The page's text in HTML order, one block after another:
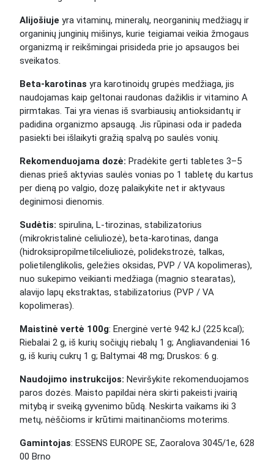
Alijošiuje yra vitaminų, mineralų, neorganinių medžiagų ir
organinių junginių mišinys, kurie teigiamai veikia žmogaus
organizmą ir reikšmingai prisideda prie jo apsaugos bei
sveikatos.
Beta-karotinas yra karotinoidų grupės medžiaga, jis
naudojamas kaip geltonai raudonas dažiklis ir vitamino A
pirmtakas. Tai yra vienas iš svarbiausių antioksidantų ir
padidina organizmo apsaugą. Jis rūpinasi oda ir padeda
pasiekti bei išlaikyti gražią spalvą po saulės vonių.
Rekomenduojama dozė: Pradėkite gerti tabletes 3–5
dienas prieš aktyvias saulės vonias po 1 tabletę du kartus
per dieną po valgio, dozę palaikykite net ir aktyvaus
deginimosi dienomis.
Sudėtis: spirulina, L-tirozinas, stabilizatorius
(mikrokristalinė celiuliozė), beta-karotinas, danga
(hidroksipropilmetilceliuliozė, polidekstrozė, talkas,
polietilenglikolis, geležies oksidas, PVP / VA kopolimeras),
nuo sukepimo veikianti medžiaga (magnio stearatas),
alavijo lapų ekstraktas, stabilizatorius (PVP / VA
kopolimeras).
Maistinė vertė 100g: Energinė vertė 942 kJ (225 kcal);
Riebalai 2 g, iš kurių sočiųjų riebalų 1 g; Angliavandeniai 16
g, iš kurių cukrų 1 g; Baltymai 48 mg; Druskos: 6 g.
Naudojimo instrukcijos: Neviršykite rekomenduojamos
paros dozės. Maisto papildai nėra skirti pakeisti įvairią
mitybą ir sveiką gyvenimo būdą. Neskirta vaikams iki 3
metų, nėščioms ir krūtimi maitinančioms moterims.
Gamintojas: ESSENS EUROPE SE, Zaoralova 3045/1e, 628
00 Brno